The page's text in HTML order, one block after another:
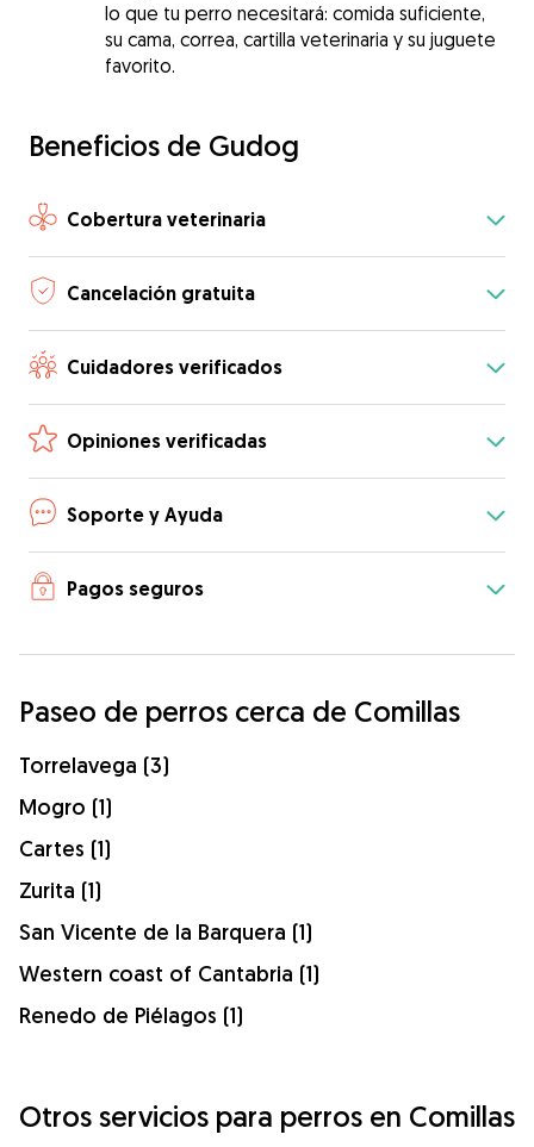
lo que tu perro necesitará: comida suficiente,
su cama, correa, cartilla veterinaria y su juguete
favorito.
Beneficios de Gudog
Cobertura veterinaria
Cancelación gratuita
Cuidadores verificados
Opiniones verificadas
Soporte y Ayuda
Pagos seguros
Paseo de perros cerca de Comillas
Torrelavega (3)
Mogro (1)
Cartes (1)
Zurita (1)
San Vicente de la Barquera (1)
Western coast of Cantabria (1)
Renedo de Piélagos (1)
Otros servicios para perros en Comillas